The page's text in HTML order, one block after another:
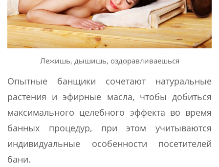
Лежишь, дышишь, оздоравливаешься
Опытные банщики сочетают натуральные
растения и эфирные масла, чтобы добиться
максимального целебного эффекта во время
банных процедур, при этом учитываются
индивидуальные особенности посетителей
бани.